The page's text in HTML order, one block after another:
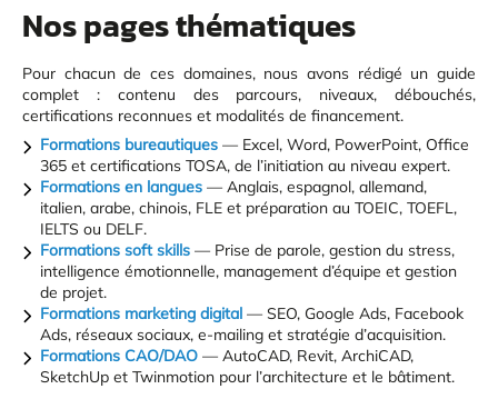
Nos pages thématiques
Pour chacun de ces domaines, nous avons rédigé un guide
complet : contenu des parcours, niveaux, débouchés,
certifications reconnues et modalités de financement.
Formations bureautiques — Excel, Word, PowerPoint, Office
365 et certifications TOSA, de l’initiation au niveau expert.
Formations en langues — Anglais, espagnol, allemand,
italien, arabe, chinois, FLE et préparation au TOEIC, TOEFL,
IELTS ou DELF.
Formations soft skills — Prise de parole, gestion du stress,
intelligence émotionnelle, management d’équipe et gestion
de projet.
Formations marketing digital — SEO, Google Ads, Facebook
Ads, réseaux sociaux, e-mailing et stratégie d’acquisition.
Formations CAO/DAO — AutoCAD, Revit, ArchiCAD,
SketchUp et Twinmotion pour l’architecture et le bâtiment.